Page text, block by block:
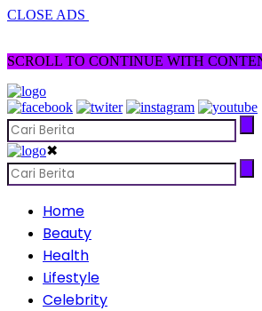
CLOSE ADS
SCROLL TO CONTINUE WITH
✖
Home
Beauty
Health
Lifestyle
Celebrity